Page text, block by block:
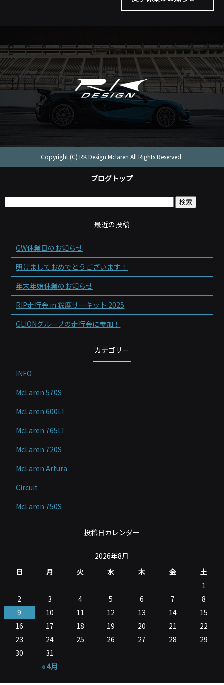
Copyright (C) RK Design Mclaren All Rights Reserved.
ブログトップ
最近の投稿
GW休業日のお知らせ
明けましておめでとうございます！
年末年始休業のお知らせ
RIP走行会 in 鈴鹿サーキット 2025
GLIONグループの走行会に参加！
カテゴリー
INFO
McLaren 570S
McLaren 600LT
McLaren 765LT
McLaren 720S
McLaren Artura
Circuit
McLaren 750S
投稿日カレンダー
2026年8月
日
月 火 水 木 金 土
« 4月
1
2
3 4 5 6 7
8
9
10 11 12 13 14
15
16
17 18 19 20 21
22
23
24 25 26 27 28
29
30
31